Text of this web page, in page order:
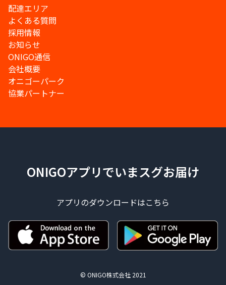
配達エリア
よくある質問
採用情報
お知らせ
ONIGO通信
会社概要
オニゴーパーク
協業パートナー
ONIGOアプリでいまスグお届け
アプリのダウンロードはこちら
© ONIGO株式会社 2021